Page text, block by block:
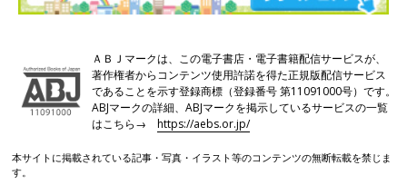
ＡＢＪマークは、この電子書店・電子書籍配信サービスが、
著作権者からコンテンツ使用許諾を得た正規版配信サービス
であることを示す登録商標（登録番号 第11091000号）です。
ABJマークの詳細、ABJマークを掲示しているサービスの一覧
はこちら→https://aebs.or.jp/
本サイトに掲載されている記事・写真・イラスト等のコンテンツの無断転載を禁じま
す。